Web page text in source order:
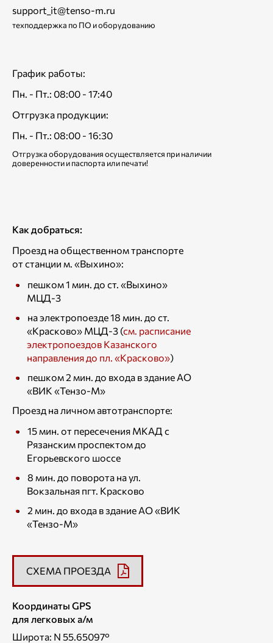
support_it@tenso-m.ru
техподдержка по ПО и оборудованию
График работы:
Пн. - Пт.: 08:00 - 17:40
Отгрузка продукции:
Пн. - Пт.: 08:00 - 16:30
Отгрузка оборудования осуществляется при наличии
доверенности и паспорта или печати!
Как добраться:
Проезд на общественном транспорте
от станции м. «Выхино»:
пешком 1 мин. до ст. «Выхино»
МЦД-3
на электропоезде 18 мин. до ст.
«Красково» МЦД-3 (см. расписание
электропоездов Казанского
направления до пл. «Красково»)
пешком 2 мин. до входа в здание АО
«ВИК «Тензо-М»
Проезд на личном автотранспорте:
15 мин. от пересечения МКАД с
Рязанским проспектом до
Егорьевского шоссе
8 мин. до поворота на ул.
Вокзальная пгт. Красково
2 мин. до входа в здание АО «ВИК
«Тензо-М»
СХЕМА ПРОЕЗДА
Координаты GPS
для легковых а/м
Широта: N 55.65097°